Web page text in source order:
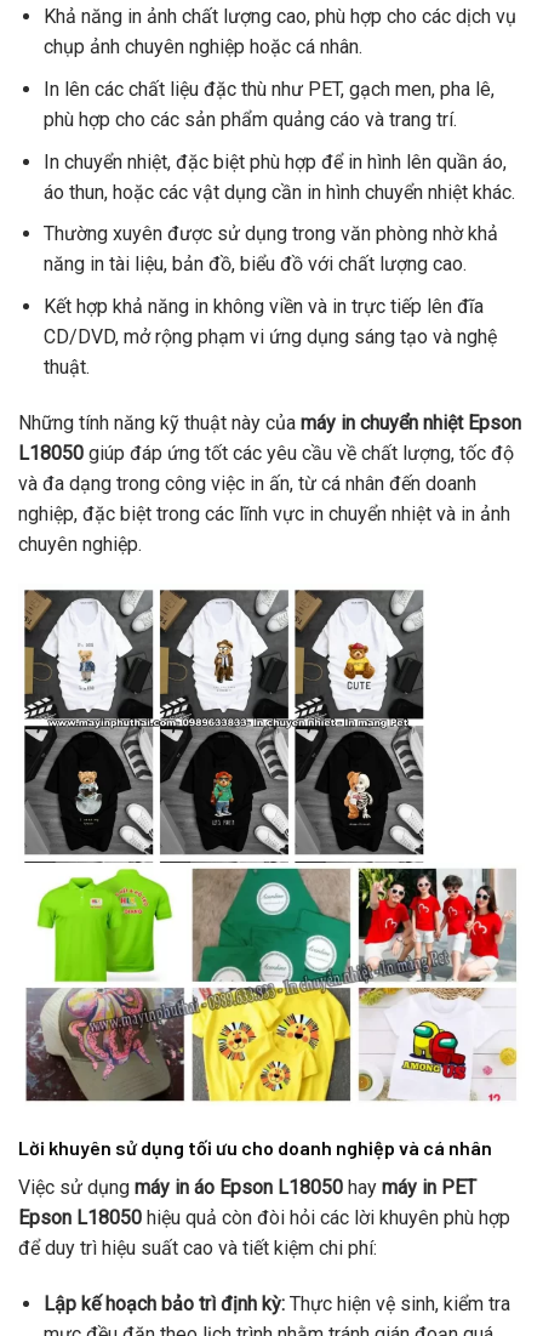
Khả năng in ảnh chất lượng cao, phù hợp cho các dịch vụ
chụp ảnh chuyên nghiệp hoặc cá nhân.
In lên các chất liệu đặc thù như PET, gạch men, pha lê,
phù hợp cho các sản phẩm quảng cáo và trang trí.
In chuyển nhiệt, đặc biệt phù hợp để in hình lên quần áo,
áo thun, hoặc các vật dụng cần in hình chuyển nhiệt khác.
Thường xuyên được sử dụng trong văn phòng nhờ khả
năng in tài liệu, bản đồ, biểu đồ với chất lượng cao.
Kết hợp khả năng in không viền và in trực tiếp lên đĩa
CD/DVD, mở rộng phạm vi ứng dụng sáng tạo và nghệ
thuật.
Những tính năng kỹ thuật này của máy in chuyển nhiệt Epson
L18050 giúp đáp ứng tốt các yêu cầu về chất lượng, tốc độ
và đa dạng trong công việc in ấn, từ cá nhân đến doanh
nghiệp, đặc biệt trong các lĩnh vực in chuyển nhiệt và in ảnh
chuyên nghiệp.
Lời khuyên sử dụng tối ưu cho doanh nghiệp và cá nhân
Việc sử dụng máy in áo Epson L18050 hay máy in PET
Epson L18050 hiệu quả còn đòi hỏi các lời khuyên phù hợp
để duy trì hiệu suất cao và tiết kiệm chi phí:
Lập kế hoạch bảo trì định kỳ:Thực hiện vệ sinh, kiểm tra